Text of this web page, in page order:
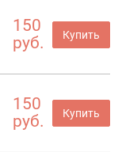
150
руб.
Купить
150
руб.
Купить